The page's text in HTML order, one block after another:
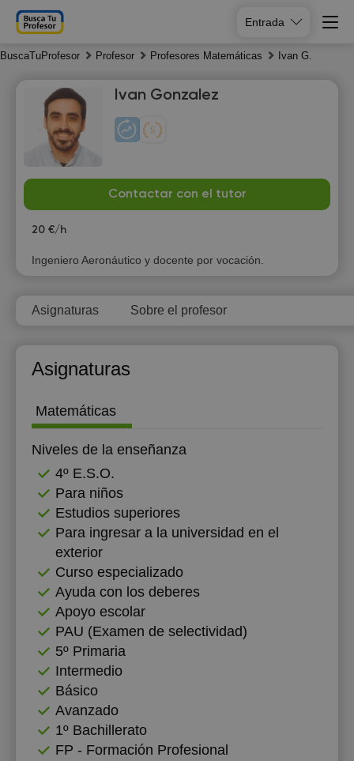
Entrada
BuscaTuProfesor Profesor Profesores Matemáticas Ivan G.
Ivan Gonzalez
Contactar con el tutor
20 €/h
Ingeniero Aeronáutico y docente por vocación.
Asignaturas Sobre el profesor
Asignaturas
Matemáticas
Niveles de la enseñanza
4º E.S.O.
Para niños
Estudios superiores
Para ingresar a la universidad en el
exterior
Curso especializado
Ayuda con los deberes
Apoyo escolar
PAU (Examen de selectividad)
5º Primaria
Intermedio
Básico
Avanzado
1º Bachillerato
FP - Formación Profesional
9
Mo
10
Tu
11
12